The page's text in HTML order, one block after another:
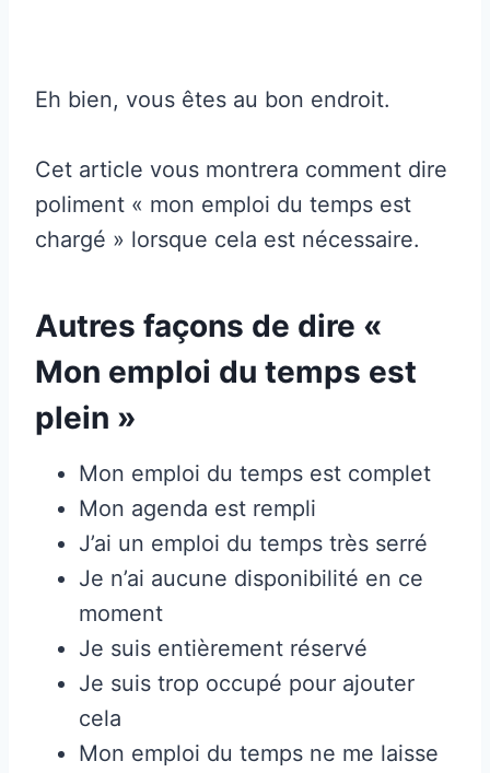
Eh bien, vous êtes au bon endroit.
Cet article vous montrera comment dire
poliment « mon emploi du temps est
chargé » lorsque cela est nécessaire.
Autres façons de dire «
Mon emploi du temps est
plein »
Mon emploi du temps est complet
Mon agenda est rempli
J’ai un emploi du temps très serré
Je n’ai aucune disponibilité en ce
moment
Je suis entièrement réservé
Je suis trop occupé pour ajouter
cela
Mon emploi du temps ne me laisse